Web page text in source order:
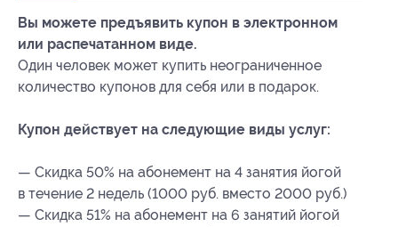
Вы можете предъявить купон в электронном
или распечатанном виде.
Один человек может купить неограниченное
количество купонов для себя или в подарок.
Купон действует на следующие виды услуг:
— Скидка 50% на абонемент на 4 занятия йогой
в течение 2 недель (1000 руб. вместо 2000 руб.)
— Скидка 51% на абонемент на 6 занятий йогой